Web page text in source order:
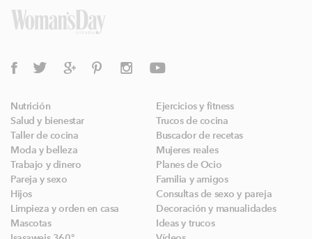
Nutrición
Ejercicios y fitness
Salud y bienestar
Trucos de cocina
Taller de cocina
Buscador de recetas
Moda y belleza
Mujeres reales
Trabajo y dinero
Planes de Ocio
Pareja y sexo
Familia y amigos
Hijos
Consultas de sexo y pareja
Limpieza y orden en casa
Decoración y manualidades
Mascotas
Ideas y trucos